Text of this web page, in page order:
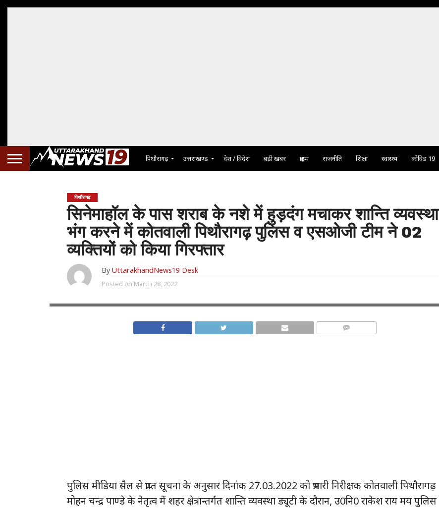
पिथौरागढ़ उत्तराखण्ड देश / विदेश बड़ी खबर क्राइम राजनीति शिक्षा स्वास्थ्य कोविड 19
पिथौरागढ़
सिनेमाहॉल के पास शराब के नशे में हुड़दंग मचाकर शान्ति व्यवस्था
भंग करने में कोतवाली पिथौरागढ़ पुलिस व एसओजी टीम ने 02
व्यक्तियों को किया गिरफ्तार
By UttarakhandNews19 Desk
Posted on March 28, 2022
पुलिस मीडिया सैल से प्राप्त सूचना के अनुसार दिनांक 27.03.2022 को प्रभारी निरीक्षक कोतवाली पिथौरागढ़
मोहन चन्द्र पाण्डे के नेतृत्व में शहर क्षेत्रान्तर्गत शान्ति व्यवस्था ड्यूटी के दौरान, उ0नि0 राकेश राय मय पुलिस